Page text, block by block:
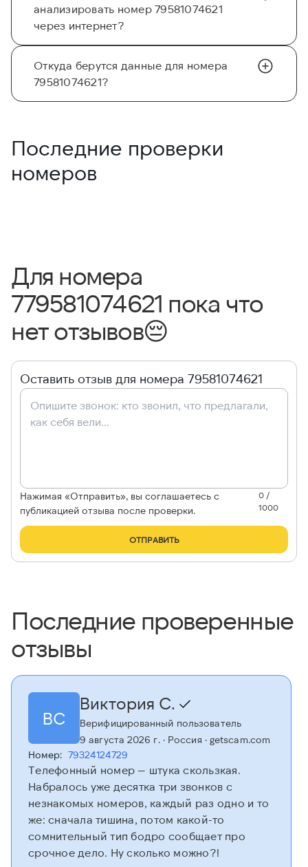
анализировать номер 79581074621
через интернет?
Откуда берутся данные для номера
79581074621?
Последние проверки
номеров
Для номера
779581074621 пока что
нет отзывов😔
Оставить отзыв для номера 79581074621
Нажимая «Отправить», вы соглашаетесь с
публикацией отзыва после проверки.
0 /
1000
ОТПРАВИТЬ
Последние проверенные
отзывы
ВС
Виктория С.
Верифицированный пользователь
9 августа 2026 г.· Россия · getscam.com
Номер: 79324124729
Телефонный номер — штука скользкая.
Набралось уже десятка три звонков с
незнакомых номеров, каждый раз одно и то
же: сначала тишина, потом какой-то
сомнительный тип бодро сообщает про
срочное дело. Ну сколько можно?!